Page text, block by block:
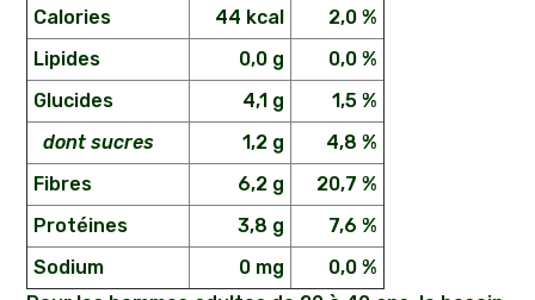
Calories
44 kcal
2,0 %
Lipides
0,0 g
0,0 %
Glucides
4,1 g
1,5 %
dont sucres
1,2 g
4,8 %
Fibres
6,2 g
20,7 %
Protéines
3,8 g
7,6 %
Sodium
0 mg
0,0 %